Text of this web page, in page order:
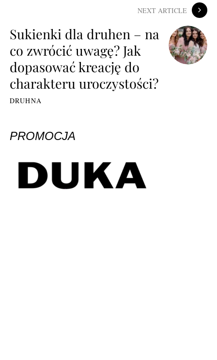
NEXT ARTICLE
Sukienki dla druhen – na
co zwrócić uwagę? Jak
dopasować kreację do
charakteru uroczystości?
DRUHNA
PROMOCJA